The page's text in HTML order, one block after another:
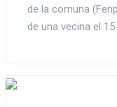
de la comuna
de una vecina el